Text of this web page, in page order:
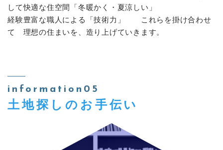
して快適な住空間「冬暖かく・夏涼しい」
経験豊富な職人による「技術力」 これらを掛け合わせ
て 理想の住まいを、造り上げていきます。
information05
土地探しのお手伝い